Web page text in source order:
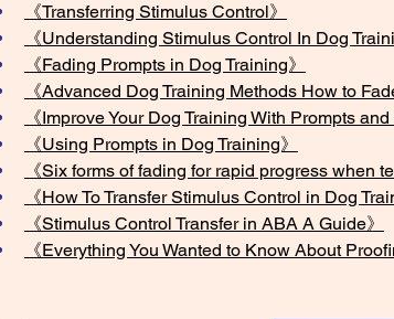
《Transferring Stimulus Control》
《Understanding Stimulus Control In Dog
《Fading Prompts in Dog Training》
《Advanced Dog Training Methods How to
《Improve Your Dog Training With Prompts and
《Using Prompts in Dog Training》
《Six forms of fading for rapid progress when
《How To Transfer Stimulus Control in Dog
《Stimulus Control Transfer in ABA A Guide》
《Everything You Wanted to Know About